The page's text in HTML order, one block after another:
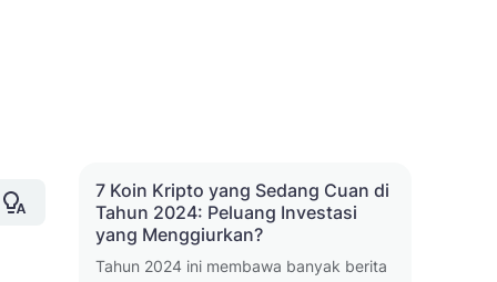
7 Koin Kripto yang Sedang Cuan di
Tahun 2024: Peluang Investasi
yang Menggiurkan?
Tahun 2024 ini membawa banyak berita